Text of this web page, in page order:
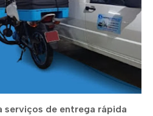
serviços de entrega rápida